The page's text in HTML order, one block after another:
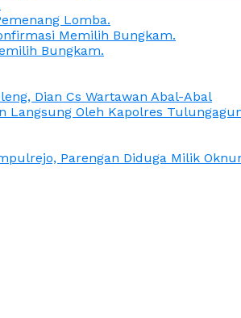
Lomba.
Memilih Bungkam.
Bungkam.
Dian Cs Wartawan Abal-Abal
Langsung Oleh Kapolres
Parengan Diduga Milik